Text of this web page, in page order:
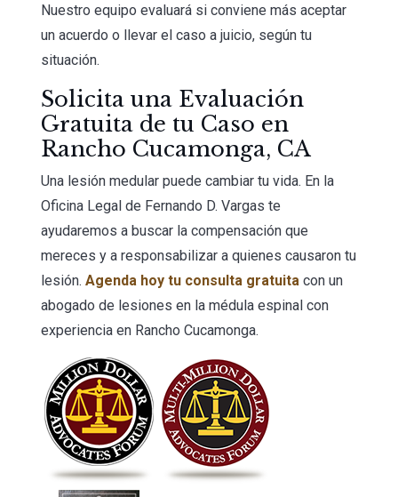
Nuestro equipo evaluará si conviene más aceptar
un acuerdo o llevar el caso a juicio, según tu
situación.
Solicita una Evaluación
Gratuita de tu Caso en
Rancho Cucamonga, CA
Una lesión medular puede cambiar tu vida. En la
Oficina Legal de Fernando D. Vargas te
ayudaremos a buscar la compensación que
mereces y a responsabilizar a quienes causaron tu
lesión.Agenda hoy tu consulta gratuita con un
abogado de lesiones en la médula espinal con
experiencia en Rancho Cucamonga.